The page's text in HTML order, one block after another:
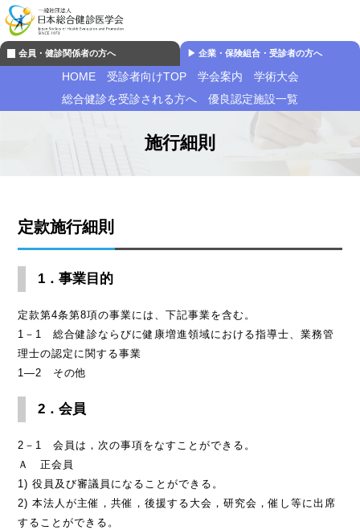
会員・健診関係者の方へ ▶︎ 企業・保険組合・受診者の方へ
HOME 受診者向けTOP 学会案内
学術大会
総合健診を受診される方へ
優良認定施設一覧
施行細則
定款施行細則
1．事業目的
定款第4条第8項の事業には、下記事業を含む。
1－1 総合健診ならびに健康増進領域における指導士、業務管
理士の認定に関する事業
1―2 その他
2．会員
2－1 会員は，次の事項をなすことができる。
Ａ 正会員
1) 役員及び審議員になることができる。
2) 本法人が主催，共催，後援する大会，研究会，催し等に出席
することができる。